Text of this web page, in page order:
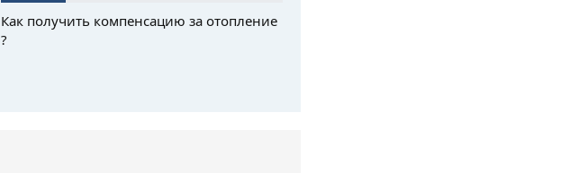
Как получить компенсацию за отопление
?